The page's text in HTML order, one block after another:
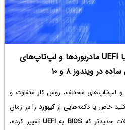
کلیدهای ورود به بایوس یا UEFI مادربوردها و لپ‌تاپ‌های
در ویندوز ۸ و ۱۰
و لپ‌تاپ‌های مختلف، روش کار متفاوت و
خاص یا دکمه‌هایی ازکیبورد را در زمان
جدیدتر کهBIOS بهUEFI تغییر کرده،